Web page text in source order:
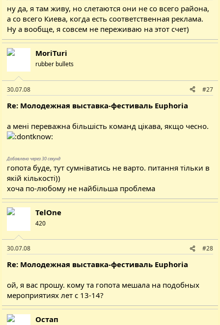
ну да, я там живу, но слетаются они не со всего района,
а со всего Киева, когда есть соответственная реклама.
Ну а вообще, я совсем не переживаю на этот счет)
MoriTuri
rubber bullets
30.07.08 #27
Re: Молодежная выставка-фестиваль Euphoria
а мені переважна більшість команд цікава, якщо чесно.
Добавлено через 30 секунд
гопота буде, тут сумніватись не варто. питання тільки в
якій кількості))
хоча по-любому не найбільша проблема
TelOne
420
30.07.08 #28
Re: Молодежная выставка-фестиваль Euphoria
ой, я вас прошу. кому та гопота мешала на подобных
мероприятиях лет с 13-14?
Остап